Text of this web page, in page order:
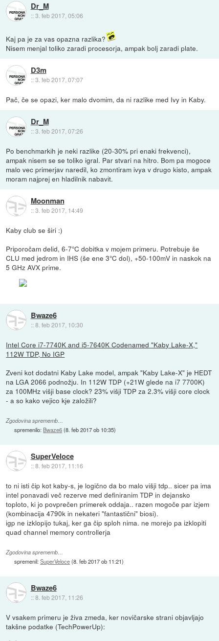
Dr_M
::3. feb 2017, 05:06
Kaj pa je za vas opazna razlika?
Nisem menjal toliko zaradi procesorja, ampak bolj zaradi plate.
D3m
::3. feb 2017, 07:07
Pač, če se opazi, ker malo dvomim, da ni razlike med Ivy in Kaby.
Dr_M
::3. feb 2017, 07:26
Po benchmarkih je neki razlike (20-30% pri enaki frekvenci),
ampak nisem se se toliko igral. Par stvari na hitro. Bom pa mogoce
malo vec primerjav naredil, ko zmontiram ivya v drugo kisto, ampak
moram najprej en hladilnik nabavit.
Moonman
::3. feb 2017, 14:49
Kaby club se širi :)
Priporočam delid, 6-7°C dobitka v mojem primeru. Potrebuje še
CLU med jedrom in IHS (še ene 3°C dol), +50-100mV in naskok na
5 GHz AVX prime.
Bwaze6
::8. feb 2017, 10:30
Intel Core i7-7740K and i5-7640K Codenamed "Kaby Lake-X,"
112W TDP, No IGP
Zveni kot dodatni Kaby Lake model, ampak "Kaby Lake-X" je HEDT
na LGA 2066 podnožju. In 112W TDP (+21W glede na i7 7700K)
za 100MHz višji base clock? 23% višji TDP za 2.3% višji core clock
- a so kako vejico kje založili?
Zgodovina sprememb…
spremenilo: Bwaze6(8. feb 2017 ob 10:35)
SuperVeloce
::8. feb 2017, 11:16
to ni isti čip kot kaby-s, je logično da bo malo višji tdp.. sicer pa ima
intel ponavadi več rezerve med definiranim TDP in dejansko
toploto, ki jo povprečen primerek oddaja.. razen mogoče par izjem
(kombinacija 4790k in nekateri "fantastični" biosi).
igp ne izklopijo tukaj, ker ga čip sploh nima. ne morejo pa izklopiti
quad channel memory controllerja
Zgodovina sprememb…
spremenil:SuperVeloce(8. feb 2017 ob 11:21)
Bwaze6
::8. feb 2017, 11:26
V vsakem primeru je živa zmeda, ker novičarske strani objavljajo
takšne podatke (TechPowerUp):